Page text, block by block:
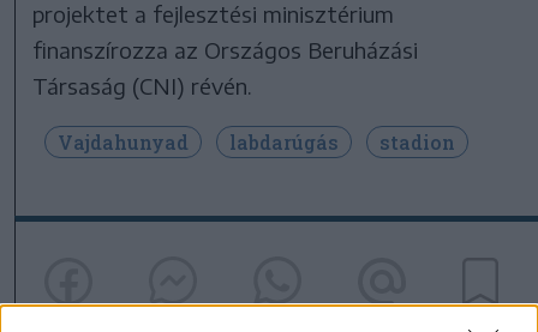
projektet a fejlesztési minisztérium
finanszírozza az Országos Beruházási
Társaság (CNI) révén.
Vajdahunyad labdarúgás stadion